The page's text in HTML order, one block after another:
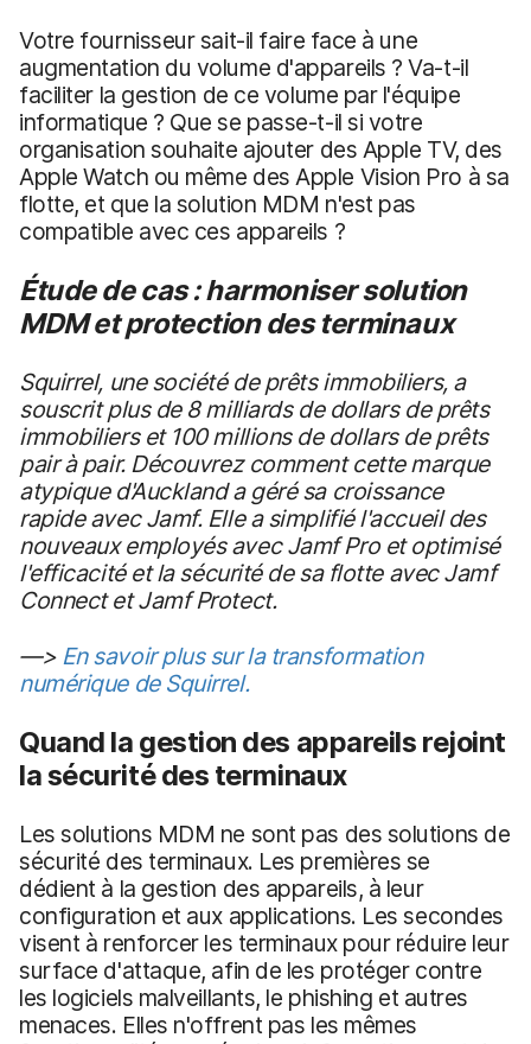
Votre fournisseur sait-il faire face à une
augmentation du volume d'appareils ? Va-t-il
faciliter la gestion de ce volume par l'équipe
informatique ? Que se passe-t-il si votre
organisation souhaite ajouter des Apple TV, des
Apple Watch ou même des Apple Vision Pro à sa
flotte, et que la solution MDM n'est pas
compatible avec ces appareils ?
Étude de cas : harmoniser solution
MDM et protection des terminaux
Squirrel, une société de prêts immobiliers, a
souscrit plus de 8 milliards de dollars de prêts
immobiliers et 100 millions de dollars de prêts
pair à pair. Découvrez comment cette marque
atypique d'Auckland a géré sa croissance
rapide avec Jamf. Elle a simplifié l'accueil des
nouveaux employés avec Jamf Pro et optimisé
l'efficacité et la sécurité de sa flotte avec Jamf
Connect et Jamf Protect.
—> En savoir plus sur la transformation
numérique de Squirrel.
Quand la gestion des appareils rejoint
la sécurité des terminaux
Les solutions MDM ne sont pas des solutions de
sécurité des terminaux. Les premières se
dédient à la gestion des appareils, à leur
configuration et aux applications. Les secondes
visent à renforcer les terminaux pour réduire leur
surface d'attaque, afin de les protéger contre
les logiciels malveillants, le phishing et autres
menaces. Elles n'offrent pas les mêmes